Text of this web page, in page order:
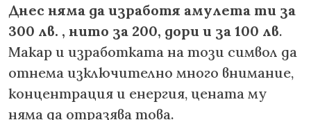
Днес няма да изработя амулета ти за
300 лв. , нито за 200, дори и за 100 лв.
Макар и изработката на този символ да
отнема изключително много внимание,
концентрация и енергия, цената му
няма да отразява това.